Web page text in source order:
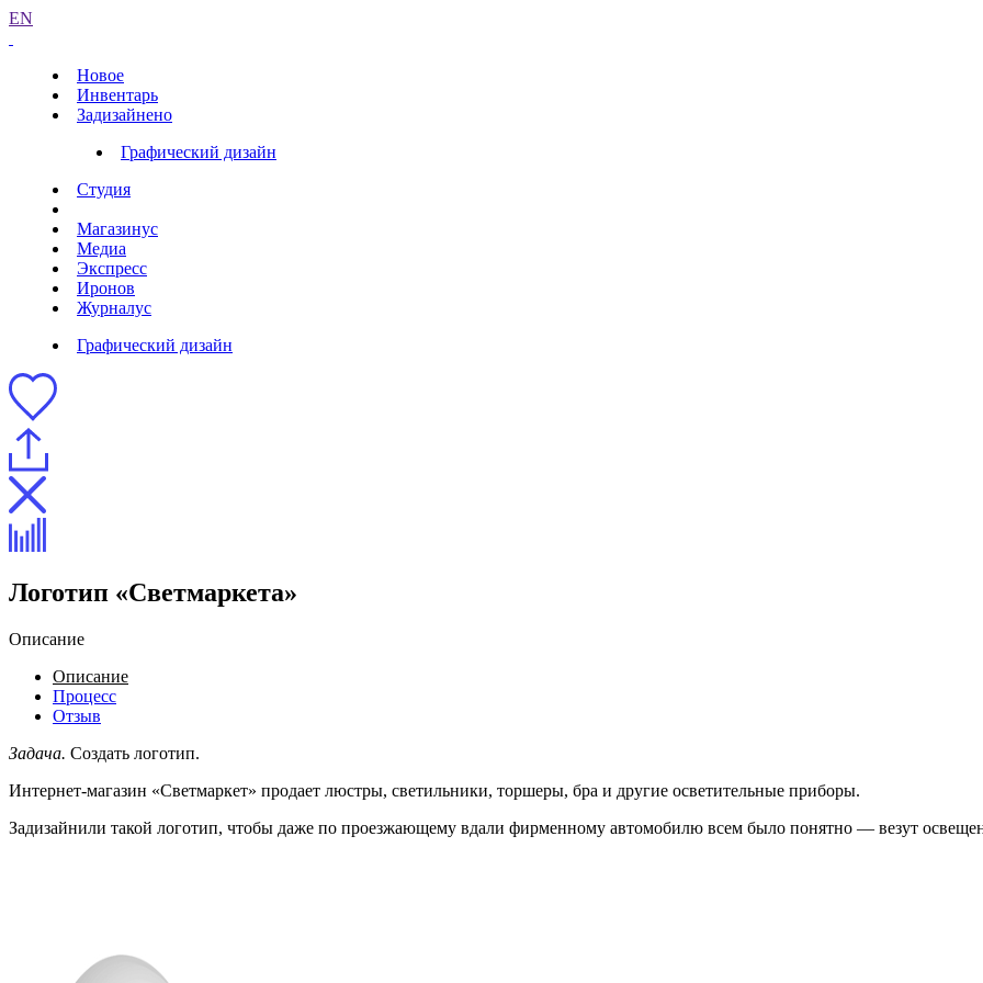
EN
Новое
Инвентарь
Задизайнено
Графический дизайн
Студия
Магазинус
Медиа
Экспресс
Иронов
Журналус
Графический дизайн
Логотип «Светмаркета»
Описание
Описание
Процесс
Отзыв
Задача. Создать логотип.
Интернет-магазин «Светмаркет» продает люстры, светильники, торшеры, бра и другие осветительные приборы.
Задизайнили такой логотип, чтобы даже по проезжающему вдали фирменному автомобилю всем было понятно — везут